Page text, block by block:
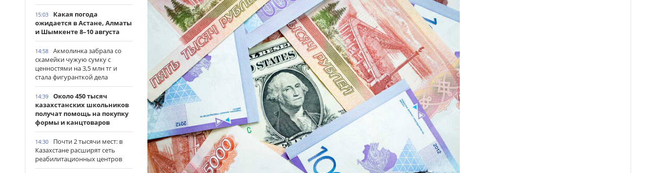
15:03
Какая погода
ожидается в Астане, Алматы
и Шымкенте 8–10 августа
14:58
Акмолинка забрала со
скамейки чужую сумку с
ценностями на 3,5 млн тг и
стала фигуранткой дела
14:39
Около 450 тысяч
казахстанских школьников
получат помощь на покупку
формы и канцтоваров
14:30
Почти 2 тысячи мест: в
Казахстане расширят сеть
реабилитационных центров